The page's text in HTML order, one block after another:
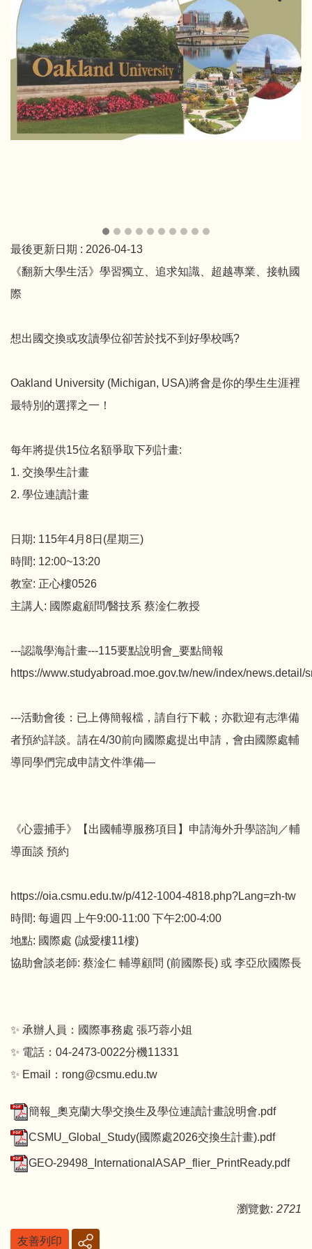
最後更新日期 : 2026-04-13
《翻新大學生活》學習獨立、追求知識、超越專業、接軌國
際
想出國交換或攻讀學位卻苦於找不到好學校嗎?
Oakland University (Michigan, USA)將會是你的學生生涯裡
最特別的選擇之一！
每年將提供15位名額爭取下列計畫:
1. 交換學生計畫
2. 學位連讀計畫
日期: 115年4月8日(星期三)
時間: 12:00~13:20
教室: 正心樓0526
主講人: 國際處顧問/醫技系 蔡淦仁教授
---認識學海計畫---115要點說明會_要點簡報
https://www.studyabroad.moe.gov.tw/new/index/news.detail/
---活動會後：已上傳簡報檔，請自行下載；亦歡迎有志準備
者預約詳談。請在4/30前向國際處提出申請，會由國際處輔
導同學們完成申請文件準備—
《心靈捕手》【出國輔導服務項目】申請海外升學諮詢／輔
導面談 預約
https://oia.csmu.edu.tw/p/412-1004-4818.php?Lang=zh-tw
時間: 每週四 上午9:00-11:00 下午2:00-4:00
地點: 國際處 (誠愛樓11樓)
協助會談老師: 蔡淦仁 輔導顧問 (前國際長) 或 李亞欣國際長
✨ 承辦人員：國際事務處 張巧蓉小姐
✨ 電話：04-2473-0022分機11331
✨ Email：rong@csmu.edu.tw
簡報_奧克蘭大學交換生及學位連讀計畫說明會.pdf
CSMU_Global_Study(國際處2026交換生計畫).pdf
GEO-29498_InternationalASAP_flier_PrintReady.pdf
瀏覽數: 2721
友善列印